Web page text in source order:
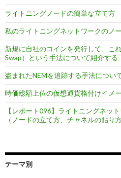
ライトニングノードの簡単な立て方
私のライトニングネットワークのノ
新規に自社のコインを発行して、こ
Swap）という手法について紹介する
盗まれたNEMを追跡する手法につい
時価総額上位の仮想通貨格付けイメ
【レポート096】ライトニングネッ
（ノードの立て方、チャネルの貼り
テーマ別